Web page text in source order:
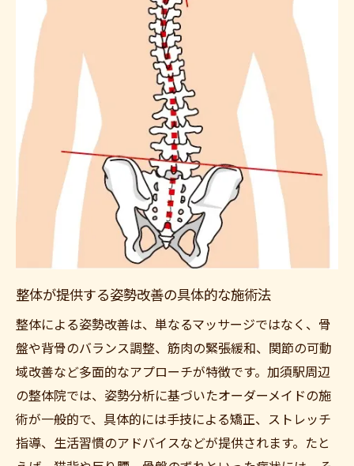
整体が提供する姿勢改善の具体的な施術法
整体による姿勢改善は、単なるマッサージではなく、骨
盤や背骨のバランス調整、筋肉の緊張緩和、関節の可動
域改善など多面的なアプローチが特徴です。加須駅周辺
の整体院では、姿勢分析に基づいたオーダーメイドの施
術が一般的で、具体的には手技による矯正、ストレッチ
指導、生活習慣のアドバイスなどが提供されます。たと
ご予約はこちら